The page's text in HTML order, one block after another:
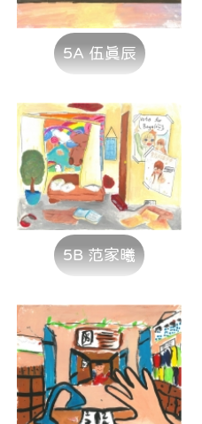
5A 伍真辰
5B 范家曦